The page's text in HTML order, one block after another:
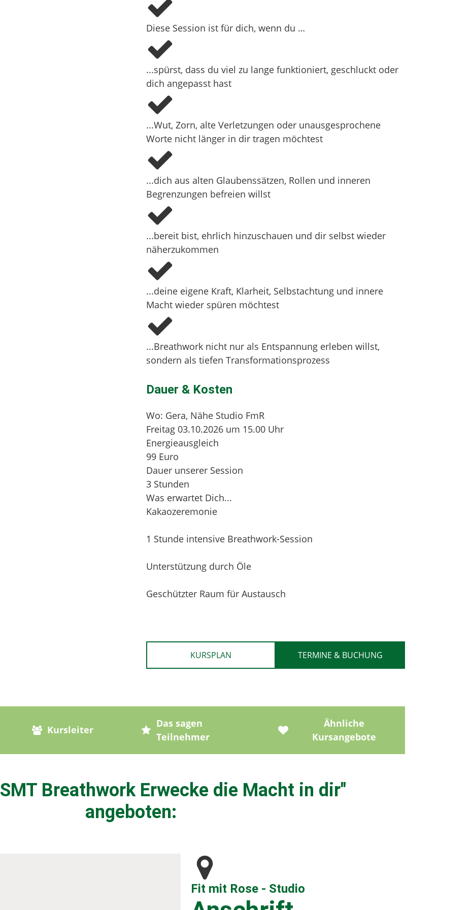
als Klarheit, Selbstachtung und innere Macht.
Es geht nicht darum, jemand anderes zu werden.
Es geht darum, endlich nicht mehr vor dir selbst
zurückzuweichen.
Wecke die Macht in dir.
Nicht irgendwann.
Jetzt.
BUCHUNG DIREKT
UNTER DIESEM LINK:
EXTERNEN LINK VON SMT-BREATHAWORK
Diese Session ist für dich, wenn du …
...spürst, dass du viel zu lange funktioniert, geschluckt oder
dich angepasst hast
...Wut, Zorn, alte Verletzungen oder unausgesprochene
Worte nicht länger in dir tragen möchtest
...dich aus alten Glaubenssätzen, Rollen und inneren
Begrenzungen befreien willst
...bereit bist, ehrlich hinzuschauen und dir selbst wieder
näherzukommen
...deine eigene Kraft, Klarheit, Selbstachtung und innere
Macht wieder spüren möchtest
...Breathwork nicht nur als Entspannung erleben willst,
sondern als tiefen Transformationsprozess
Dauer & Kosten
Wo: Gera, Nähe Studio FmR
Freitag 03.10.2026 um 15.00 Uhr
Energieausgleich
99 Euro
Dauer unserer Session
3 Stunden
Was erwartet Dich...
Kakaozeremonie
1 Stunde intensive Breathwork-Session
Unterstützung durch Öle
Geschützter Raum für Austausch
KURSPLAN TERMINE & BUCHUNG
Kursleiter
Das sagen
Teilnehmer
Ähnliche
Kursangebote
SMT Breathwork Erwecke die Macht in dir"
angeboten:
Fit mit Rose - Studio